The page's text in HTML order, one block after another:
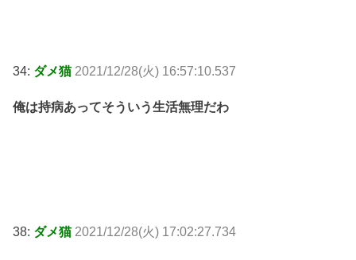
34: ダメ猫 2021/12/28(火) 16:57:10.537
俺は持病あってそういう生活無理だわ
38: ダメ猫 2021/12/28(火) 17:02:27.734